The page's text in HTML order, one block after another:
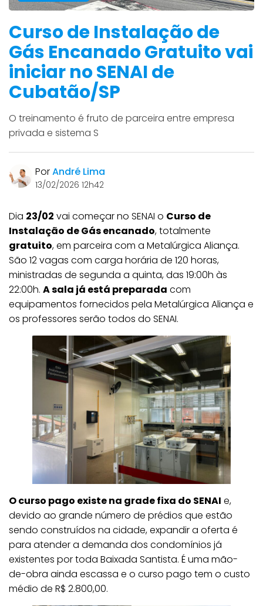
Curso de Instalação de
Gás Encanado Gratuito vai
iniciar no SENAI de
Cubatão/SP
O treinamento é fruto de parceira entre empresa
privada e sistema S
PorAndré Lima
13/02/2026 12h42
Dia 23/02 vai começar no SENAI o Curso de
Instalação de Gás encanado, totalmente
gratuito, em parceira com a Metalúrgica Aliança.
São 12 vagas com carga horária de 120 horas,
ministradas de segunda a quinta, das 19:00h às
22:00h. A sala já está preparada com
equipamentos fornecidos pela Metalúrgica Aliança e
os professores serão todos do SENAI.
O curso pago existe na grade fixa do SENAI e,
devido ao grande número de prédios que estão
sendo construídos na cidade, expandir a oferta é
para atender a demanda dos condomínios já
existentes por toda Baixada Santista. É uma mão-
de-obra ainda escassa e o curso pago tem o custo
médio de R$ 2.800,00.